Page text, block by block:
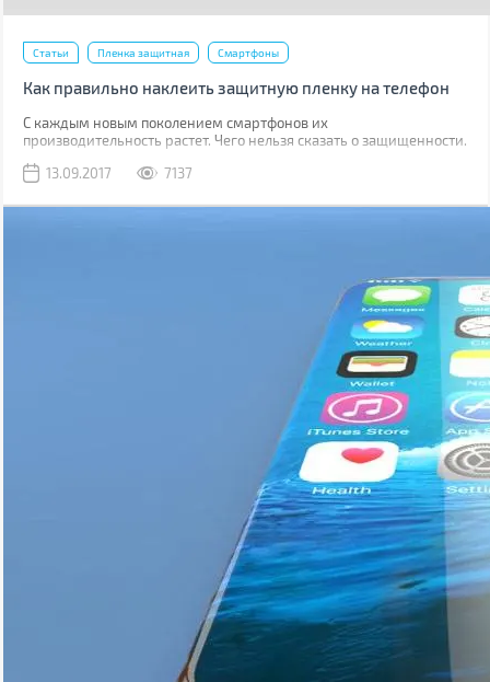
Статьи Пленка защитная Смартфоны
Как правильно наклеить защитную пленку на телефон
С каждым новым поколением смартфонов их
производительность растет. Чего нельзя сказать о защищенности.
водонепроницаемость, но все также уязвимы к механическим
13.09.2017 7137